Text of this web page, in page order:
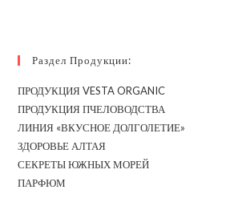
Раздел Продукции:
ПРОДУКЦИЯ VESTA ORGANIC
ПРОДУКЦИЯ ПЧЕЛОВОДСТВА
ЛИНИЯ «ВКУСНОЕ ДОЛГОЛЕТИЕ»
ЗДОРОВЬЕ АЛТАЯ
СЕКРЕТЫ ЮЖНЫХ МОРЕЙ
ПАРФЮМ